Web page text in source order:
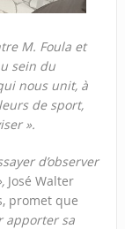
M. Foula et
sein du
nous unit, à
de sport,
».
d’observer
José Walter
promet que
apporter sa